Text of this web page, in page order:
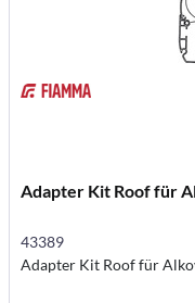
Adapter Kit Roof für
43389
Adapter Kit Roof für